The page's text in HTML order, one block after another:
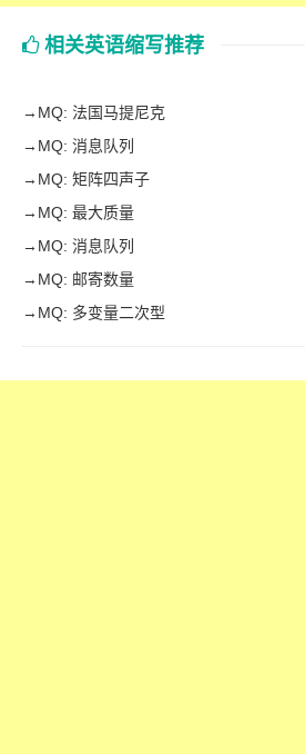
相关英语缩写推荐
→ MQ: 法国马提尼克
→ MQ: 消息队列
→ MQ: 矩阵四声子
→ MQ: 最大质量
→ MQ: 消息队列
→ MQ: 邮寄数量
→ MQ: 多变量二次型